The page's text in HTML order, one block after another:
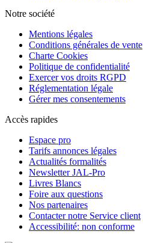
Notre société
Mentions légales
Conditions générales de vente
Charte Cookies
Politique de confidentialité
Exercer vos droits RGPD
Réglementation légale
Gérer mes consentements
Accès rapides
Espace pro
Tarifs annonces légales
Actualités formalités
Newsletter JAL-Pro
Livres Blancs
Foire aux questions
Nos partenaires
Contacter notre Service client
Accessibilité: non conforme